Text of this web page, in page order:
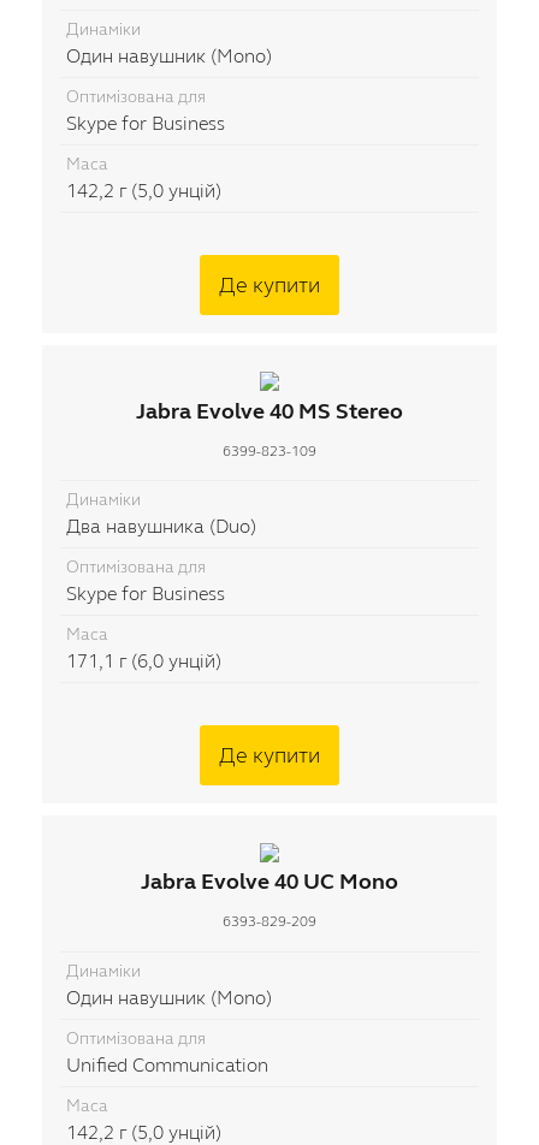
Динаміки
Один навушник (Mono)
Оптимізована для
Skype for Business
Маса
142,2 г (5,0 унцій)
Де купити
Jabra Evolve 40 MS Stereo
6399-823-109
Динаміки
Два навушника (Duo)
Оптимізована для
Skype for Business
Маса
171,1 г (6,0 унцій)
Де купити
Jabra Evolve 40 UC Mono
6393-829-209
Динаміки
Один навушник (Mono)
Оптимізована для
Unified Communication
Маса
142,2 г (5,0 унцій)